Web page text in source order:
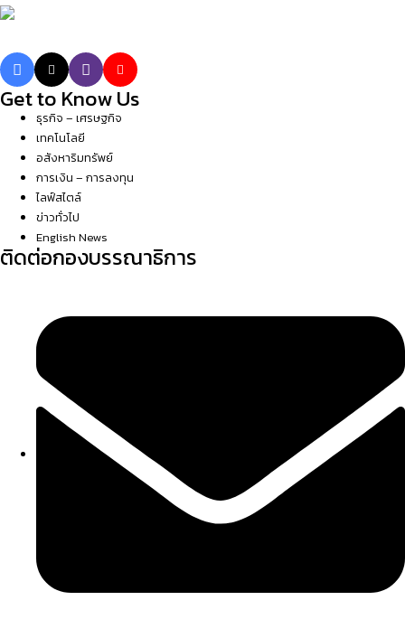
Get to Know Us
ธุรกิจ – เศรษฐกิจ
เทคโนโลยี
อสังหาริมทรัพย์
การเงิน – การลงทุน
ไลฟ์สไตล์
ข่าวทั่วไป
English News
ติดต่อกองบรรณาธิการ